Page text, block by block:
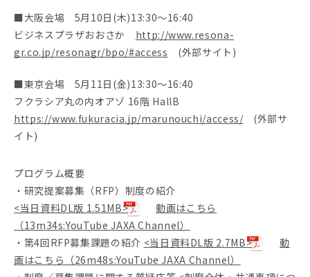
■大阪会場 5月10日(木)13:30～16:40
ビジネスプラザおおさか http://www.resona-
gr.co.jp/resonagr/bpo/#access (外部サイト)
■東京会場 5月11日(金)13:30～16:40
フクラシア丸の内オアゾ 16階 HallB
https://www.fukuracia.jp/marunouchi/access/(外部サ
イト)
プログラム概要
・研究提案募集（RFP）制度の紹介
<当日資料DL版 1.51MB>
動画はこちら
（13m34s:YouTube JAXA Channel）
・第4回RFP募集課題の紹介 <当日資料DL版 2.7MB>
動
画はこちら（26m48s:YouTube JAXA Channel）